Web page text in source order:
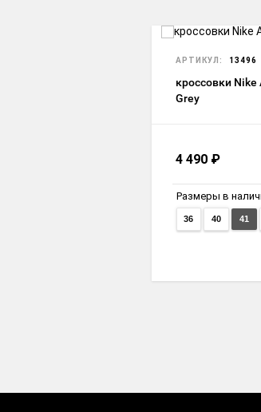
АРТИКУЛ: 13496
кроссовки Nike
Grey
4 490 ₽
Размеры в
36 40 41